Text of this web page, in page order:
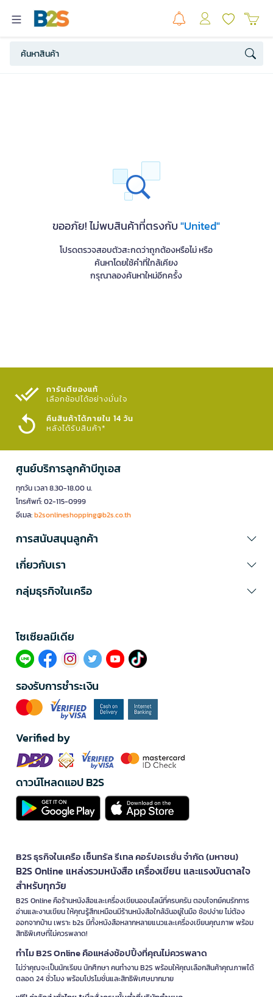
ขออภัย! ไม่พบสินค้าที่ตรงกับ"United"
โปรดตรวจสอบตัวสะกดว่าถูกต้องหรือไม่ หรือ
ค้นหาโดยใช้คำที่ใกล้เคียง
กรุณาลองค้นหาใหม่อีกครั้ง
การันตีของแท้
เลือกช้อปได้อย่างมั่นใจ​
คืนสินค้าได้ภายใน 14 วัน
หลังได้รับสินค้า*
ศูนย์บริการลูกค้าบีทูเอส
ทุกวัน เวลา 8.30-18.00 น.
โทรศัพท์: 02-115-0999
อีเมล:b2sonlineshopping@b2s.co.th
การสนับสนุนลูกค้า
เกี่ยวกับเรา
กลุ่มธุรกิจในเครือ
โซเซียลมีเดีย​
รองรับการชำระเงิน
Verified by
ดาวน์โหลดแอป B2S
B2S ธุรกิจในเครือ เซ็นทรัล รีเทล คอร์ปอเรชั่น จำกัด (มหาชน)
B2S Online แหล่งรวมหนังสือ เครื่องเขียน และแรงบันดาลใจ
สำหรับทุกวัย
B2S Online คือร้านหนังสือและเครื่องเขียนออนไลน์ที่ครบครัน ตอบโจทย์คนรักการ
อ่านและงานเขียน ให้คุณรู้สึกเหมือนมีร้านหนังสือใกล้ฉันอยู่ในมือ ช้อปง่าย ไม่ต้อง
ออกจากบ้าน เพราะ b2s มีทั้งหนังสือหลากหลายแนวและเครื่องเขียนคุณภาพ พร้อม
สิทธิพิเศษที่ไม่ควรพลาด!
ทำไม B2S Online คือแหล่งช้อปปิ้งที่คุณไม่ควรพลาด
ไม่ว่าคุณจะเป็นนักเรียน นักศึกษา คนทำงาน B2S พร้อมให้คุณเลือกสินค้าคุณภาพได้
ตลอด 24 ชั่วโมง พร้อมโปรโมชั่นและสิทธิพิเศษมากมาย